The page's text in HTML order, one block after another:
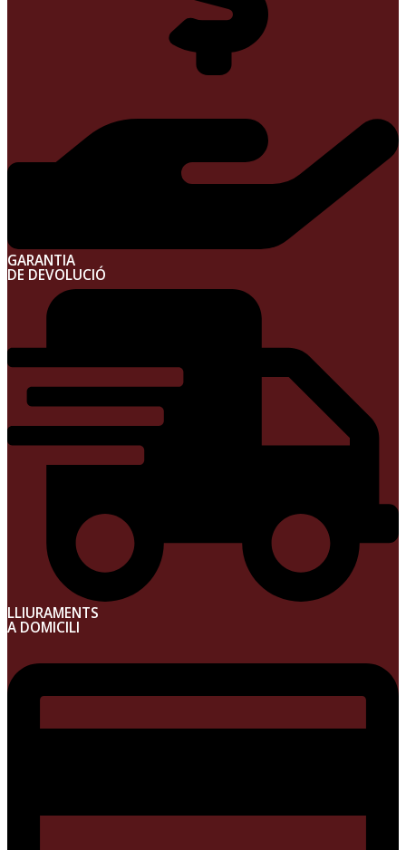
GARANTIA
DE DEVOLUCIÓ
LLIURAMENTS
A DOMICILI